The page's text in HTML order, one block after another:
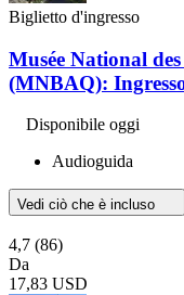
Biglietto d'ingresso
Musée National
(MNBAQ):
Disponibile oggi
Audioguida
Vedi ciò che è incluso
4,7 (86)
Da
17,83 USD